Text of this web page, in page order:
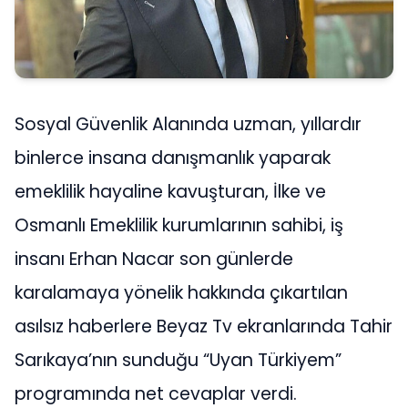
Sosyal Güvenlik Alanında uzman, yıllardır
binlerce insana danışmanlık yaparak
emeklilik hayaline kavuşturan, İlke ve
Osmanlı Emeklilik kurumlarının sahibi, iş
insanı Erhan Nacar son günlerde
karalamaya yönelik hakkında çıkartılan
asılsız haberlere Beyaz Tv ekranlarında Tahir
Sarıkaya’nın sunduğu “Uyan Türkiyem”
programında net cevaplar verdi.